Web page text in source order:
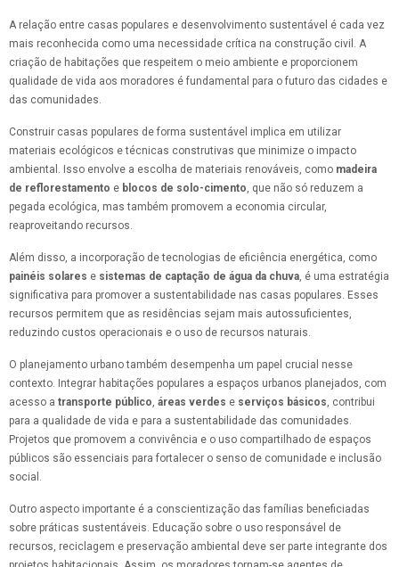
A relação entre casas populares e desenvolvimento sustentável é cada vez
mais reconhecida como uma necessidade crítica na construção civil. A
criação de habitações que respeitem o meio ambiente e proporcionem
qualidade de vida aos moradores é fundamental para o futuro das cidades e
das comunidades.
Construir casas populares de forma sustentável implica em utilizar
materiais ecológicos e técnicas construtivas que minimize o impacto
ambiental. Isso envolve a escolha de materiais renováveis, como madeira
de reflorestamento e blocos de solo-cimento, que não só reduzem a
pegada ecológica, mas também promovem a economia circular,
reaproveitando recursos.
Além disso, a incorporação de tecnologias de eficiência energética, como
painéis solares e sistemas de captação de água da chuva, é uma estratégia
significativa para promover a sustentabilidade nas casas populares. Esses
recursos permitem que as residências sejam mais autossuficientes,
reduzindo custos operacionais e o uso de recursos naturais.
O planejamento urbano também desempenha um papel crucial nesse
contexto. Integrar habitações populares a espaços urbanos planejados, com
acesso a transporte público, áreas verdes e serviços básicos, contribui
para a qualidade de vida e para a sustentabilidade das comunidades.
Projetos que promovem a convivência e o uso compartilhado de espaços
públicos são essenciais para fortalecer o senso de comunidade e inclusão
social.
Outro aspecto importante é a conscientização das famílias beneficiadas
sobre práticas sustentáveis. Educação sobre o uso responsável de
recursos, reciclagem e preservação ambiental deve ser parte integrante dos